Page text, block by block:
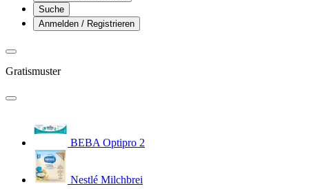
Suche
Anmelden / Registrieren
Gratismuster
BEBA Optipro 2
Nestlé Milchbrei